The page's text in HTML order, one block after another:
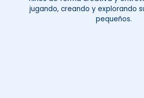
jugando, creando y explorando
pequeños.